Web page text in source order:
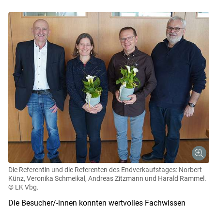
Die Referentin und die Referenten des Endverkaufstages: Norbert
Künz, Veronika Schmeikal, Andreas Zitzmann und Harald Rammel.
© LK Vbg.
Die Besucher/-innen konnten wertvolles Fachwissen